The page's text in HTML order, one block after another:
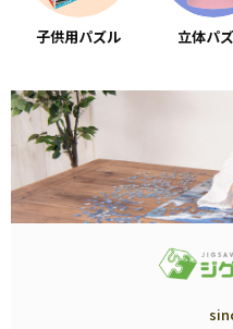
子供用パズル 立体パ